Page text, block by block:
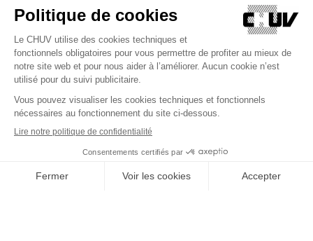
Cookies
(ouvre une nouvelle fenêtre)
(ouvre une nouvelle fenêtre)
Dernière mise à jour le 13/08/2025 à 10:19